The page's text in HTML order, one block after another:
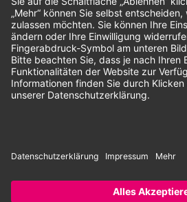
Unsere Zahlungsarten:
Rechnung SEPA-Lastschrift